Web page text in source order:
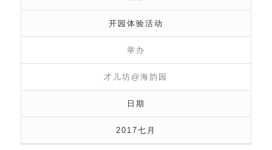
开园体验活动
举办
才儿坊@海韵园
日期
2017七月